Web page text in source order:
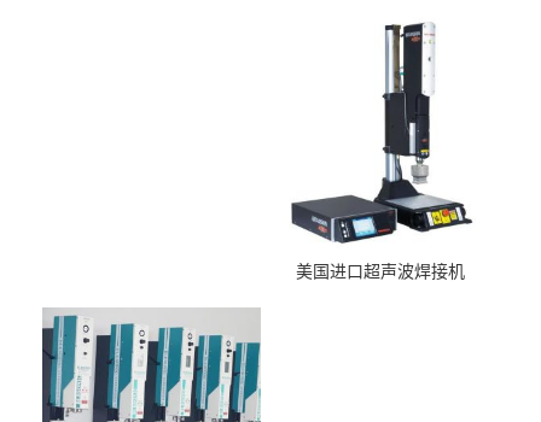
美国进口超声波焊接机